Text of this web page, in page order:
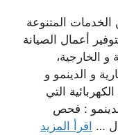
الخدمات المتنوعة
أعمال الصيانة
و الخارجية،
و الدينمو و
التي
: فحص
… اقرأ المزيد